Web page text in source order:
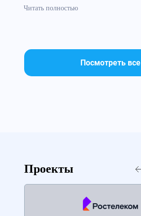
Читать полностью
Посмотреть все
Проекты